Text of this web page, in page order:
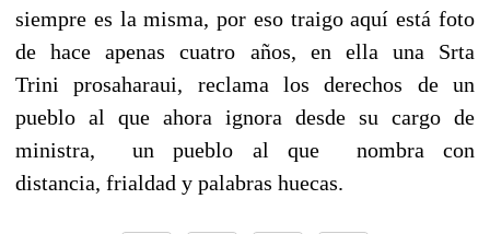
siempre es la misma, por eso traigo aquí está foto
de hace apenas cuatro años, en ella una Srta
Trini prosaharaui, reclama los derechos de un
pueblo al que ahora ignora desde su cargo de
ministra, un pueblo al que nombra con
distancia, frialdad y palabras huecas.